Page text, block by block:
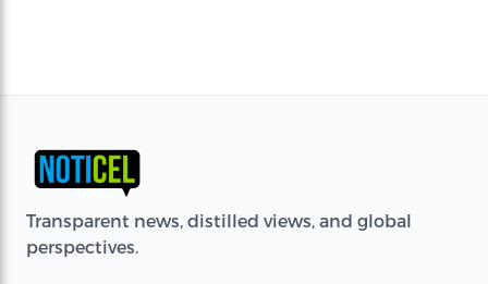
Transparent news, distilled views, and global
perspectives.